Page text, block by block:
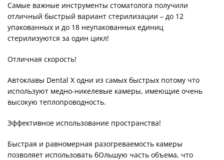
Самые важные инструменты стоматолога получили
отличный быстрый вариант стерилизации – до 12
упакованных и до 18 неупакованных единиц
стерилизуются за один цикл!
Отличная скорость!
Автоклавы Dental X одни из самых быстрых потому что
используют медно-никелевые камеры, имеющие очень
высокую теплопроводность.
Эффективное использование пространства!
Быстрая и равномерная разогреваемость камеры
позволяет использовать бОльшую часть объема, что